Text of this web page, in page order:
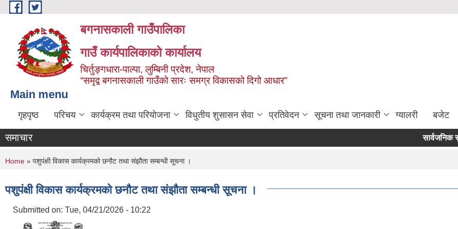
Skip to main content
बगनासकाली गाउँपालिका
गाउँ कार्यपालिकाको कार्यालय
चिर्तुङ्गधारा-पाल्पा, लुम्बिनी प्रदेश, नेपाल
“समृद्व बगनासकाली गाउँको सारः समग्र विकासको दिगो आधार”
Main menu
गृहपृष्ठ परिचय कार्यक्रम तथा परियोजना विधुतीय शुसासन सेवा प्रतिवेदन सूचना तथा जानकारी ग्यालरी बजेट
समाचार सार्वजनिक सुनुवाइ
You are here
Home » पशुपंक्षी विकास कार्यक्रमको छनौट तथा संझौता सम्बन्धी सूचना ।
पशुपंक्षी विकास कार्यक्रमको छनौट तथा संझौता सम्बन्धी सूचना ।
Submitted on: Tue, 04/21/2026 - 10:22